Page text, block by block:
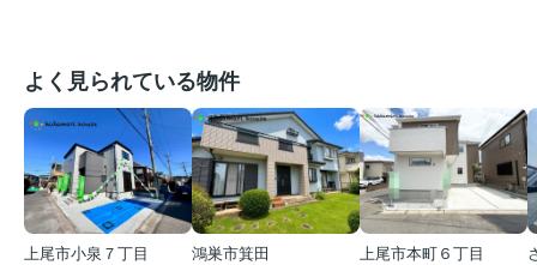
よく見られている物件
上尾市小泉７丁目
鴻巣市箕田
上尾市本町６丁目